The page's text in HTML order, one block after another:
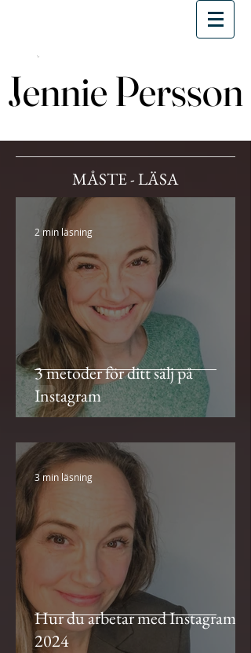
Jennie Persson
Jennie Persson
MÅSTE - LÄSA
3 metoder för ditt sälj på
Instagram
2 min läsning
Hur du arbetar med Instagram
2024
3 min läsning